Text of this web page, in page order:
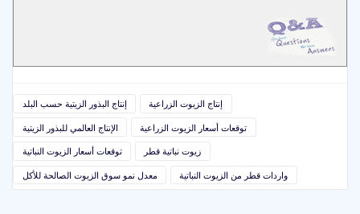
إنتاج البذور الزيتية حسب البلد
إنتاج الزيوت الزراعية
الإنتاج العالمي للبذور الزيتية
توقعات أسعار الزيوت الزراعية
توقعات أسعار الزيوت النباتية
زيوت نباتية قطر
معدل نمو سوق الزيوت الصالحة للأكل
واردات قطر من الزيوت النباتية